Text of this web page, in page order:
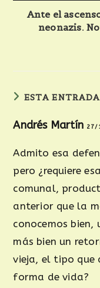
Ante el
neonazis.
ESTA
Andrés Martín 27/
Admito esa
pero ¿requiere
comunal,
anterior que la
conocemos
más bien un
vieja, el tipo que
forma de vida?